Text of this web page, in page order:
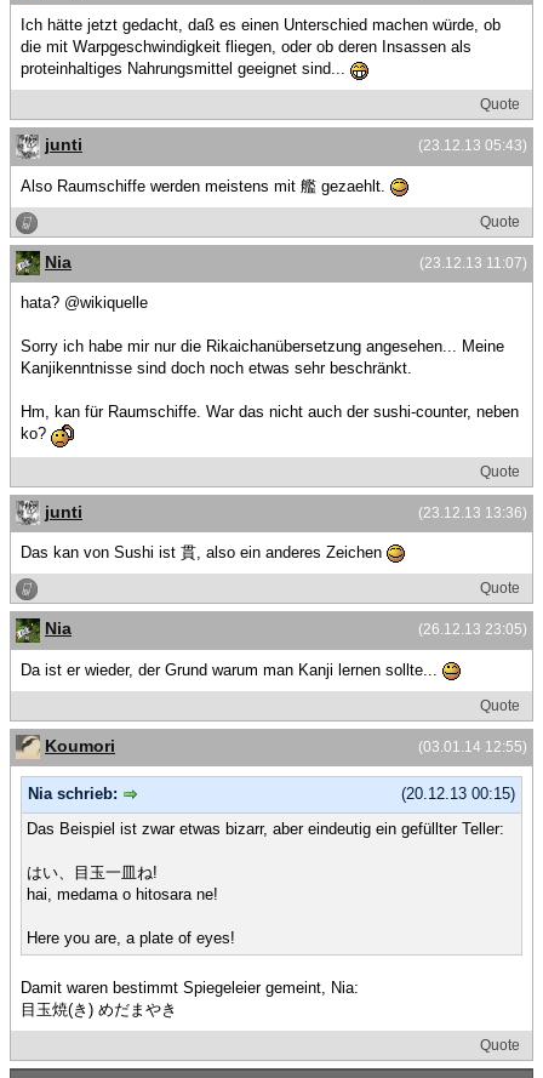
Ich hätte jetzt gedacht, daß es einen Unterschied machen würde, ob
die mit Warpgeschwindigkeit fliegen, oder ob deren Insassen als
proteinhaltiges Nahrungsmittel geeignet sind...
Quote
(23.12.13 05:43)
junti
Also Raumschiffe werden meistens mit 艦 gezaehlt.
Quote
(23.12.13 11:07)
Nia
hata? @wikiquelle
Sorry ich habe mir nur die Rikaichanübersetzung angesehen... Meine
Kanjikenntnisse sind doch noch etwas sehr beschränkt.
Hm, kan für Raumschiffe. War das nicht auch der sushi-counter, neben
ko?
Quote
(23.12.13 13:36)
junti
Das kan von Sushi ist 貫, also ein anderes Zeichen
Quote
(26.12.13 23:05)
Nia
Da ist er wieder, der Grund warum man Kanji lernen sollte...
Quote
(03.01.14 12:55)
Koumori
(20.12.13 00:15)
Nia schrieb:
Das Beispiel ist zwar etwas bizarr, aber eindeutig ein gefüllter Teller:
はい、目玉一皿ね!
hai, medama o hitosara ne!
Here you are, a plate of eyes!
Damit waren bestimmt Spiegeleier gemeint, Nia:
目玉焼(き) めだまやき
Quote